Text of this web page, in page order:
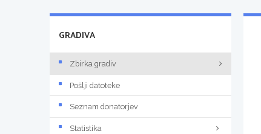
GRADIVA
Zbirka gradiv
Pošlji datoteke
Seznam donatorjev
Statistika